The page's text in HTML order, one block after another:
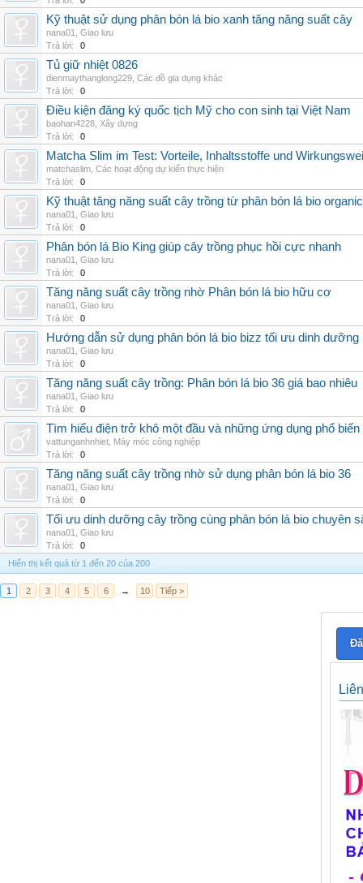
Kỹ thuật sử dụng phân bón lá bio xanh tăng năng suất cây
nana01
Giao lưu
Trả lời:
0
Tủ giữ nhiệt 0826
dienmaythanglong229 Các đồ gia dụng khác
Trả lời:
0
Điều kiện đăng ký quốc tịch Mỹ cho con sinh tại Việt Nam
baohan4228 Xây dựng
Trả lời:
0
Matcha Slim im Test: Vorteile, Inhaltsstoffe und
matchaslim Các hoạt động dự kiến thực hiện
Trả lời:
0
Kỹ thuật tăng năng suất cây trồng từ phân bón lá bio organic
nana01
Giao lưu
Trả lời:
0
Phân bón lá Bio King giúp cây trồng phục hồi cực nhanh
nana01
Giao lưu
Trả lời:
0
Tăng năng suất cây trồng nhờ Phân bón lá bio hữu cơ
nana01
Giao lưu
Trả lời:
0
Hướng dẫn sử dụng phân bón lá bio bizz tối ưu dinh dưỡng
nana01
Giao lưu
Trả lời:
0
Tăng năng suất cây trồng: Phân bón lá bio 36 giá bao nhiêu
nana01
Giao lưu
Trả lời:
0
Tìm hiểu điện trở khô một đầu và những ứng dụng phổ
vattunganhnhiet Máy móc công nghiệp
Trả lời:
0
Tăng năng suất cây trồng nhờ sử dụng phân bón lá bio 36
nana01
Giao lưu
Trả lời:
0
Tối ưu dinh dưỡng cây trồng cùng phân bón lá bio chuyên
nana01
Giao lưu
Trả lời:
0
Hiển thị kết quả từ 1 đến 20 của 200
1 2 3 4 5 6 → 10 Tiếp >